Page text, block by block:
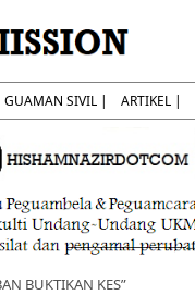
GUAMAN SIVIL | ARTIKEL |
BUKTIKAN KES”